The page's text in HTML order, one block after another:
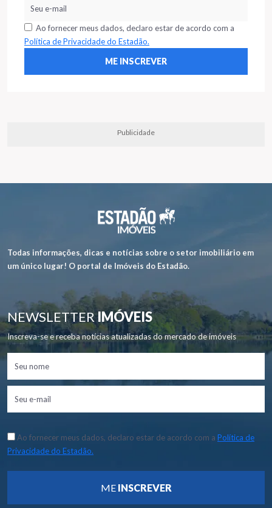
Ao fornecer meus dados, declaro estar de acordo com a
Política de Privacidade do Estadão.
Publicidade
Todas informações, dicas e notícias sobre o setor imobiliário em
um único lugar! O portal de Imóveis do Estadão.
NEWSLETTERIMÓVEIS
Inscreva-se e receba notícias atualizadas do mercado de imóveis
Ao fornecer meus dados, declaro estar de acordo com a Política de
Privacidade do Estadão.
ME INSCREVER